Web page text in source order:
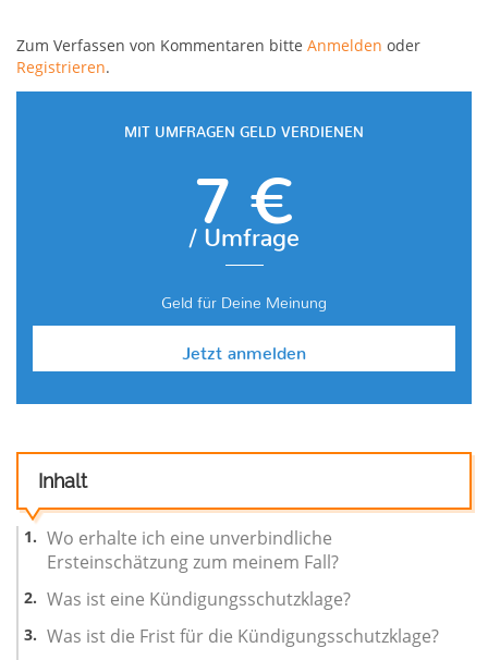
Zum Verfassen von Kommentaren bitte Anmelden oder
Registrieren.
MIT UMFRAGEN GELD VERDIENEN
7 €
/ Umfrage
Geld für Deine Meinung
Jetzt anmelden
Inhalt
Wo erhalte ich eine unverbindliche
Ersteinschätzung zum meinem Fall?
Was ist eine Kündigungsschutzklage?
Was ist die Frist für die Kündigungsschutzklage?